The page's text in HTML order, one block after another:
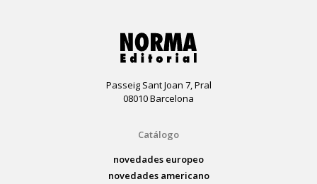
Passeig Sant Joan 7, Pral
08010 Barcelona
Catálogo
novedades europeo
novedades americano